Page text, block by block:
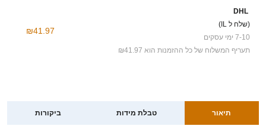
DHL
(שלח ל IL)
7-10 ימי עסקים
תעריף המשלוח של כל ההזמנות הוא ₪41.97
₪41.97
תיאור טבלת מידות ביקורות